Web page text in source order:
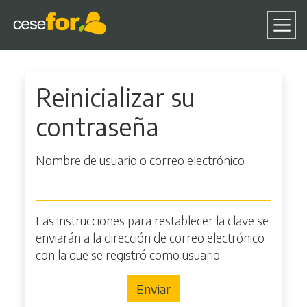
contenido
Reinicializar su contraseña
Reinicializar su
contraseña
Nombre de usuario o correo electrónico
Las instrucciones para restablecer la clave se
enviarán a la dirección de correo electrónico
con la que se registró como usuario.
Enviar